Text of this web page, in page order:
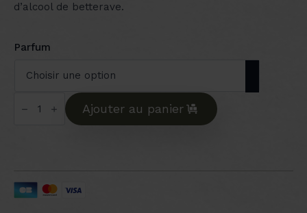
d’alcool de betterave.
Parfum
de
Ajouter au panier